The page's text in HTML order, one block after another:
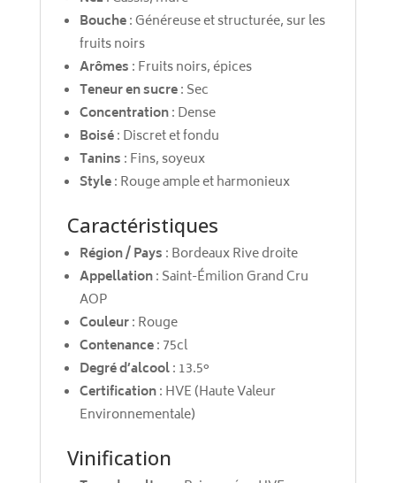
Bouche: Généreuse et structurée, sur les
fruits noirs
Arômes : Fruits noirs, épices
Teneur en sucre: Sec
Concentration: Dense
Boisé: Discret et fondu
Tanins : Fins, soyeux
Style: Rouge ample et harmonieux
Caractéristiques
Région / Pays : Bordeaux Rive droite
Appellation: Saint-Émilion Grand Cru
AOP
Couleur: Rouge
Contenance: 75cl
Degré d’alcool: 13.5°
Certification: HVE (Haute Valeur
Environnementale)
Vinification